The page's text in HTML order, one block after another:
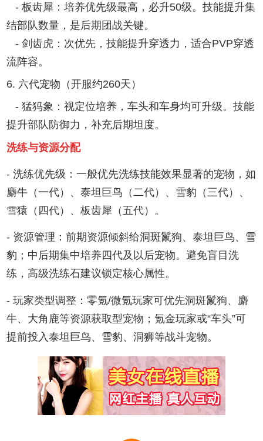
- 板齿犀：培养优先级最高，必升50级。技能提升集
结部队数量，是后期团战关键。
- 剑齿虎：次优先，技能提升穿透力，适合PVP穿透
流阵容。
6. 六代宠物（开服约260天）
- 猛犸象：视定位培养，车头和车身均可升级。技能
提升部队防御力，补充后期坦度。
洗练与资源分配
- 洗练优先级：一般优先洗练技能效果显著的宠物，如
麝牛（一代）、泰坦巨鸟（二代）、雪豹（三代）、
雪猿（四代）、板齿犀（五代）。
- 资源管理：前期资源倾斜给洞斑鬣狗、泰坦巨鸟、雪
豹；中后期集中培养四代及以后宠物。避免盲目洗
练，高级洗练石建议锁定核心属性。
- 玩家类型调整：零氪/微氪玩家可优先洞斑鬣狗、麝
牛、大角鹿等资源获取型宠物；氪金玩家或“车头”可
提前投入泰坦巨鸟、雪豹、洞狮等战斗宠物。